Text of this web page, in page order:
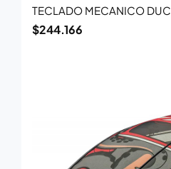
TECLADO MECANICO
$244.166